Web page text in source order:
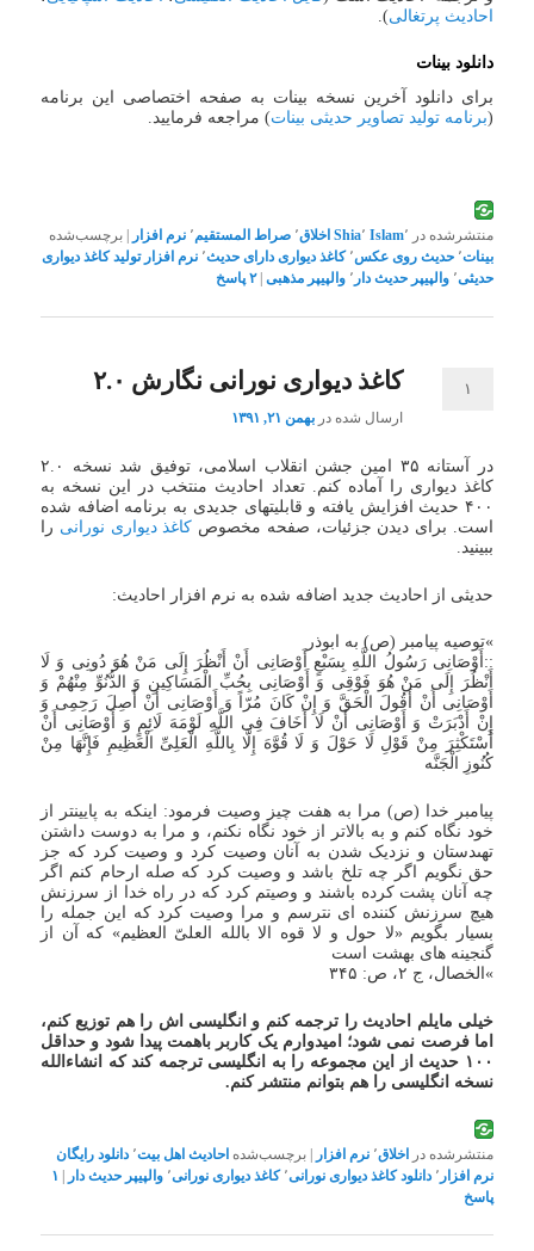
احادیث پرتغالی).
دانلود بینات
برای دانلود آخرین نسخه بینات به صفحه اختصاصی این برنامه
(برنامه تولید تصاویر حدیثی بینات) مراجعه فرمایید.
منتشرشده در Islam٬ Shia٬ اخلاق٬ صراط المستقیم٬ نرم افزار |برچسب‌شده
بینات٬ حدیث روی عکس٬ کاغذ دیواری دارای حدیث٬ نرم افزار تولید کاغذ دیواری
حدیثی٬ والپیپر حدیث دار ٬ والپیپر مذهبی |۲پاسخ
کاغذ دیواری نورانی نگارش ۲.۰
ارسال شده دربهمن ۲۱, ۱۳۹۱
۱
در آستانه ۳۵ امین جشن انقلاب اسلامی، توفیق شد نسخه ۲.۰
کاغذ دیواری را آماده کنم. تعداد احادیث منتخب در این نسخه به
۴۰۰ حدیث افزایش یافته و قابلیتهای جدیدی به برنامه اضافه شده
است. برای دیدن جزئیات، صفحه مخصوص کاغذ دیواری نورانی را
ببینید.
حدیثی از احادیث جدید اضافه شده به نرم افزار احادیث:
»توصیه پیامبر (ص) به ابوذر
::أَوْصَانِی رَسُولُ اللَّهِ بِسَبْعٍ أَوْصَانِی أَنْ أَنْظُرَ إِلَى مَنْ هُوَ دُونِی وَ لَا
أَنْظُرَ إِلَى مَنْ هُوَ فَوْقِی وَ أَوْصَانِی بِحُبِّ الْمَسَاکِینِ وَ الدُّنُوِّ مِنْهُمْ وَ
أَوْصَانِی أَنْ أَقُولَ الْحَقَّ وَ إِنْ کَانَ مُرّاً وَ أَوْصَانِی أَنْ أَصِلَ رَحِمِی وَ
إِنْ أَدْبَرَتْ وَ أَوْصَانِی أَنْ لَا أَخَافَ فِی اللَّهِ لَوْمَهَ لَائِمٍ وَ أَوْصَانِی أَنْ
أَسْتَکْثِرَ مِنْ قَوْلِ لَا حَوْلَ وَ لَا قُوَّهَ إِلَّا بِاللَّهِ الْعَلِیِّ الْعَظِیمِ فَإِنَّهَا مِنْ
کُنُوزِ الْجَنَّه
پیامبر خدا (ص) مرا به هفت چیز وصیت فرمود: اینکه به پایین‏تر از
خود نگاه کنم و به بالاتر از خود نگاه نکنم، و مرا به دوست داشتن
تهى‏دستان و نزدیک شدن به آنان وصیت کرد و وصیت کرد که جز
حق نگویم اگر چه تلخ باشد و وصیت کرد که صله ارحام کنم اگر
چه آنان پشت کرده باشند و وصیتم کرد که در راه خدا از سرزنش
هیچ سرزنش‏ کننده ‏اى نترسم و مرا وصیت کرد که این جمله را
بسیار بگویم «لا حول و لا قوه الا بالله العلیّ العظیم» که آن از
گنجینه ‏هاى بهشت است‏
»الخصال، ج‏ ۲، ص: ۳۴۵
خیلی مایلم احادیث را ترجمه کنم و انگلیسی اش را هم توزیع کنم،
اما فرصت نمی شود؛ امیدوارم یک کاربر باهمت پیدا شود و حداقل
۱۰۰ حدیث از این مجموعه
رابه انگلیسی ترجمه کند که انشاءالله
نسخه انگلیسی را هم بتوانم منتشر کنم.
منتشرشده در اخلاق٬ نرم افزار |برچسب‌شده احادیث اهل بیت٬ دانلود رایگان
نرم افزار ٬ دانلود کاغذ دیواری نورانی٬ کاغذ دیواری نورانی٬ والپیپر حدیث دار | ۱
پاسخ